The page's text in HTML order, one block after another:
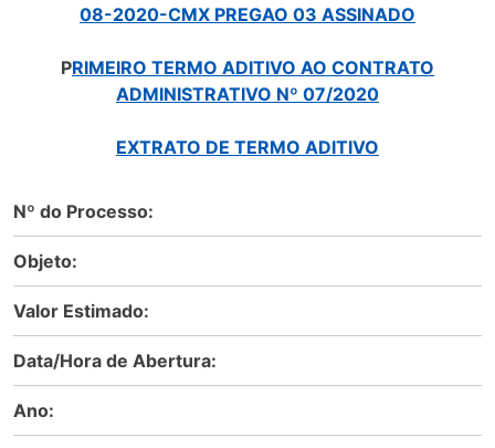
08-2020-CMX PREGAO 03 ASSINADO
PRIMEIRO TERMO ADITIVO AO CONTRATO
ADMINISTRATIVO Nº 07/2020
EXTRATO DE TERMO ADITIVO
Nº do Processo:
Objeto:
Valor Estimado:
Data/Hora de Abertura:
Ano: